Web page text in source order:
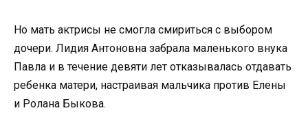
Но мать актрисы не смогла смириться с выбором
дочери. Лидия Антоновна забрала маленького внука
Павла и в течение девяти лет отказывалась отдавать
ребенка матери, настраивая мальчика против Елены
и Ролана Быкова.